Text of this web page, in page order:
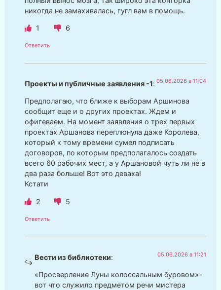
никогда не замахивалась, гугл вам в помощь.
1 6
Ответить
Проекты и публичные заявления -1: 05.06.2026 в 11:04
Предполагаю, что ближе к выборам Аршинова
сообщит еще и о других проектах. Ждем и
офигеваем. На момент заявления о трех первых
проектах Аршанова переплюнула даже Королева,
который к тому времени сумел подписать
договоров, по которым предполагалось создать
всего 60 рабочих мест, а у Аршановой чуть ли не в
два раза больше! Вот это деваха!
Кстати
2 5
Ответить
Вести из библиотеки: 05.06.2026 в 11:21
«Просверление Луны колоссальным буровом»-
вот что служило предметом речи мистера